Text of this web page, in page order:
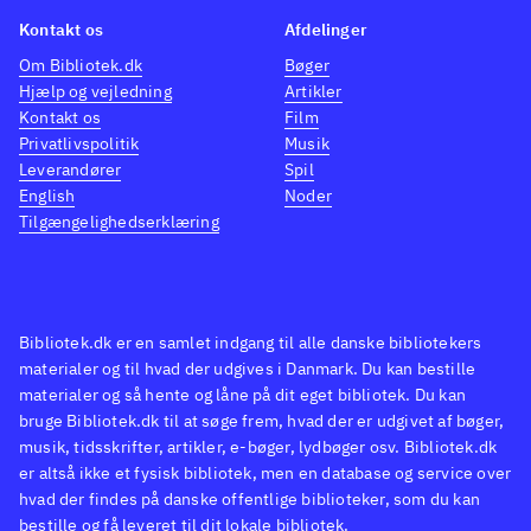
1Back to the future - the game
(Playstation 4), The walking
dead (Sæson 2, Xbox One) og
Back to the future - the game
(Playstation 4)
Det er Telltale
Games, der står bag og de har
tidligere fået ros for
4), The walking dead (Sæson 2,
Xbox One) og Back to the future
- the game (Playstation 4)Det er
Telltale Games, der står bag og
de har tidligere fået ros for
kapitelopdelte adventures som
også
Med
Bibliotek.dk er en samlet indgang til alle danske bibliotekers
materialer og til hvad der udgives i Danmark. Du kan bestille
materialer og så hente og låne på dit eget bibliotek. Du kan
bruge Bibliotek.dk til at søge frem, hvad der er udgivet af bøger,
musik, tidsskrifter, artikler, e-bøger, lydbøger osv. Bibliotek.dk
er altså ikke et fysisk bibliotek, men en database og service over
hvad der findes på danske offentlige biblioteker, som du kan
bestille og få leveret til dit lokale bibliotek.
Kontakt os
Om Bibliotek.dk
Hjælp og vejledning
Kontakt os
Privatlivspolitik
Leverandører
English
Tilgængelighedserklæring
Afdelinger
Bøger
Artikler
Film
Musik
Spil
Noder